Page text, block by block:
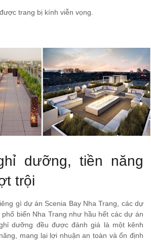
trang bị kính viễn vọng.
dưỡng, tiền năng
trội
gì dự án Scenia Bay Nha Trang, các dự
biển Nha Trang như hầu hết các dự án
dưỡng đều được đánh giá là một kênh
mang lại lợi nhuận an toàn và ổn định